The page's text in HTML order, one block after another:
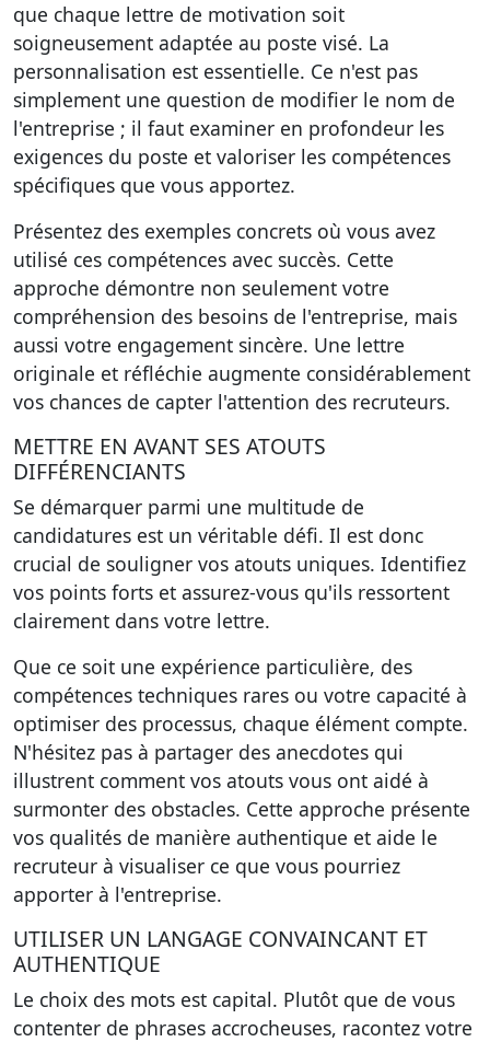
que chaque lettre de motivation soit
soigneusement adaptée au poste visé. La
personnalisation est essentielle. Ce n'est pas
simplement une question de modifier le nom de
l'entreprise ; il faut examiner en profondeur les
exigences du poste et valoriser les compétences
spécifiques que vous apportez.
Présentez des exemples concrets où vous avez
utilisé ces compétences avec succès. Cette
approche démontre non seulement votre
compréhension des besoins de l'entreprise, mais
aussi votre engagement sincère. Une lettre
originale et réfléchie augmente considérablement
vos chances de capter l'attention des recruteurs.
METTRE EN AVANT SES ATOUTS
DIFFÉRENCIANTS
Se démarquer parmi une multitude de
candidatures est un véritable défi. Il est donc
crucial de souligner vos atouts uniques. Identifiez
vos points forts et assurez-vous qu'ils ressortent
clairement dans votre lettre.
Que ce soit une expérience particulière, des
compétences techniques rares ou votre capacité à
optimiser des processus, chaque élément compte.
N'hésitez pas à partager des anecdotes qui
illustrent comment vos atouts vous ont aidé à
surmonter des obstacles. Cette approche présente
vos qualités de manière authentique et aide le
recruteur à visualiser ce que vous pourriez
apporter à l'entreprise.
UTILISER UN LANGAGE CONVAINCANT ET
AUTHENTIQUE
Le choix des mots est capital. Plutôt que de vous
contenter de phrases accrocheuses, racontez votre